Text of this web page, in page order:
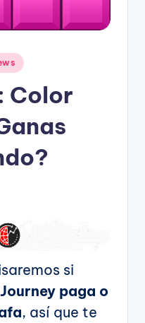
Color
si
paga o
, así que te